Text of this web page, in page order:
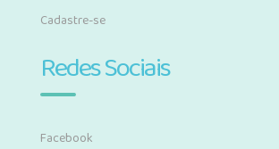
Cadastre-se
Redes Sociais
Facebook